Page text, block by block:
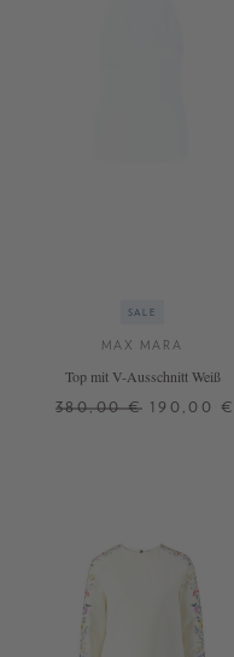
SALE
MAX MARA
Top mit V-Ausschnitt Weiß
380,00 € 190,00 €